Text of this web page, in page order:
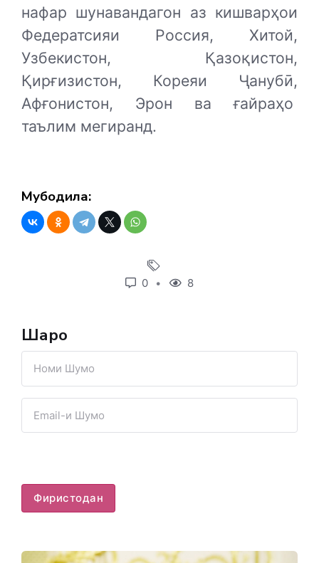
нафар шунавандагон аз кишварҳои
Федератсияи Россия, Хитой,
Узбекистон, Қазоқистон,
Қирғизистон, Кореяи Ҷанубӣ,
Афғонистон, Эрон ва ғайраҳо
таълим мегиранд.
Мубодила:
0 8
Шарҳҳо
Фиристодан